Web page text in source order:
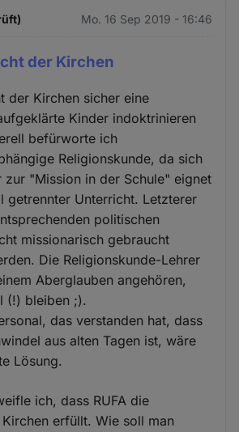
Mo. 16 Sep 2019 - 16:46
der Kirchen
der Kirchen sicher eine
Kinder indoktrinieren
befürworte ich
Religionskunde, da sich
zur "Mission in der Schule" eignet
getrennter Unterricht. Letzterer
politischen
missionarisch gebraucht
Die Religionskunde-Lehrer
Aberglauben angehören,
(!) bleiben ;).
das verstanden hat, dass
aus alten Tagen ist, wäre
Lösung.
ich, dass RUFA die
erfüllt. Wie soll man